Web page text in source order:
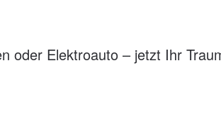
oder Elektroauto – jetzt Ihr